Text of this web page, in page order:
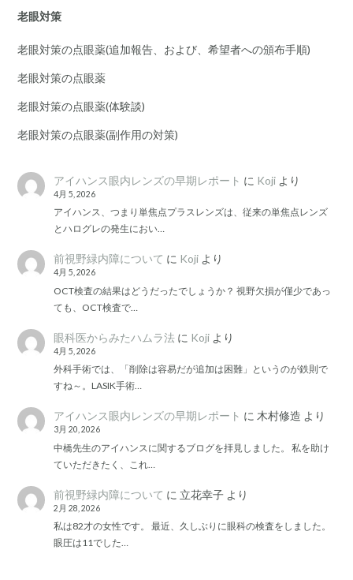
老眼対策
老眼対策の点眼薬(追加報告、および、希望者への頒布手順)
老眼対策の点眼薬
老眼対策の点眼薬(体験談)
老眼対策の点眼薬(副作用の対策)
アイハンス眼内レンズの早期レポート に Kojiより
4月 5, 2026
アイハンス、つまり単焦点プラスレンズは、従来の単焦点レンズ
とハログレの発生におい…
前視野緑内障について に Kojiより
4月 5, 2026
OCT検査の結果はどうだったでしょうか？ 視野欠損が僅少であっ
ても、OCT検査で…
眼科医からみたハムラ法に Kojiより
4月 5, 2026
外科手術では、「削除は容易だが追加は困難」というのが鉄則で
すね～。LASIK手術…
アイハンス眼内レンズの早期レポート に 木村修造 より
3月 20, 2026
中橋先生のアイハンスに関するブログを拝見しました。 私を助け
ていただきたく、これ…
前視野緑内障について に 立花幸子より
2月 28, 2026
私は82才の女性です。 最近、久しぶりに眼科の検査をしました。
眼圧は11でした…